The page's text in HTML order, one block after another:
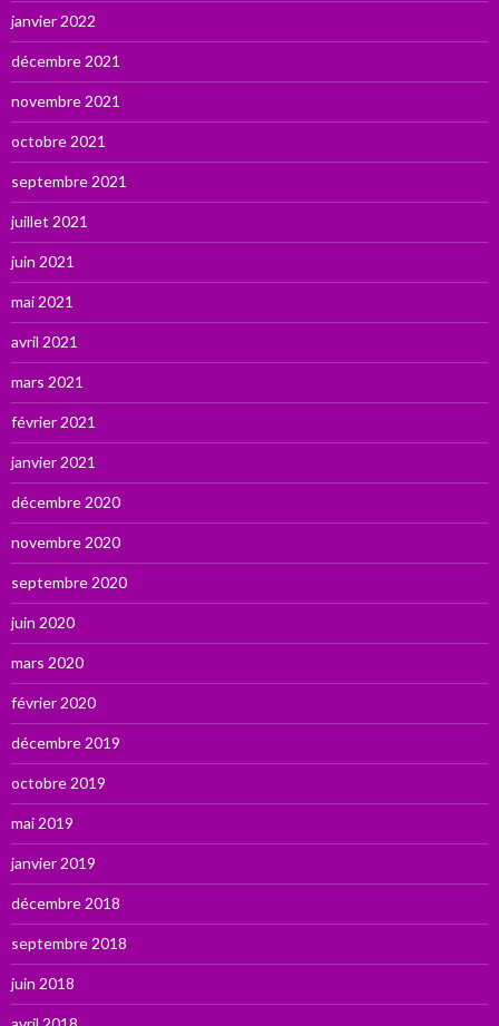
janvier 2022
décembre 2021
novembre 2021
octobre 2021
septembre 2021
juillet 2021
juin 2021
mai 2021
avril 2021
mars 2021
février 2021
janvier 2021
décembre 2020
novembre 2020
septembre 2020
juin 2020
mars 2020
février 2020
décembre 2019
octobre 2019
mai 2019
janvier 2019
décembre 2018
septembre 2018
juin 2018